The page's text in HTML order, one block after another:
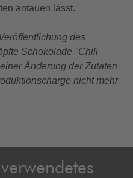
antauen lässt.
des
Schokolade "Chili
Änderung der Zutaten
nicht mehr